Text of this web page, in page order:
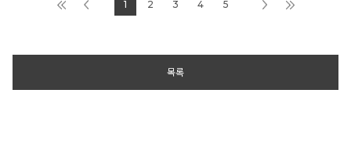
1 2 3 4 5
목록